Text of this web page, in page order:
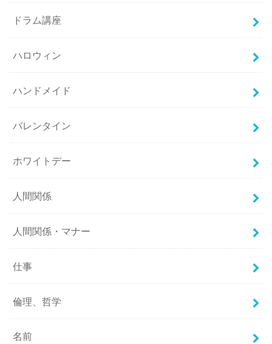
ドラム講座
ハロウィン
ハンドメイド
バレンタイン
ホワイトデー
人間関係
人間関係・マナー
仕事
倫理、哲学
名前